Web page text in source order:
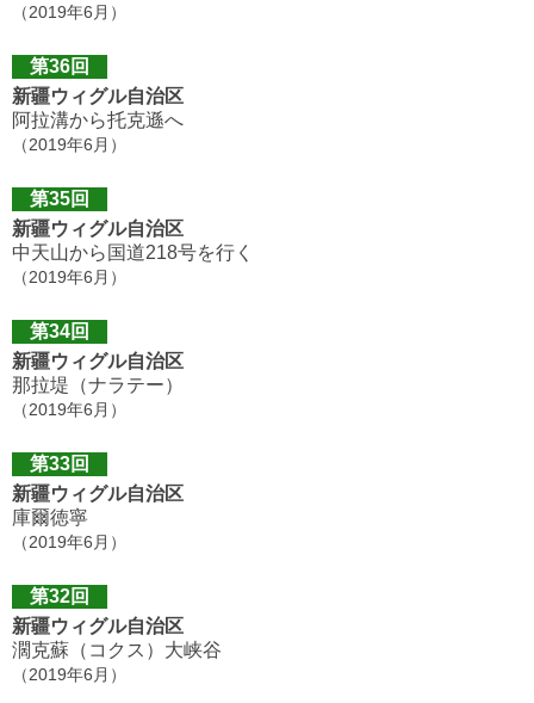
（2019年6月）
第36回
新疆ウィグル自治区
阿拉溝から托克遜へ
（2019年6月）
第35回
新疆ウィグル自治区
中天山から国道218号を行く
（2019年6月）
第34回
新疆ウィグル自治区
那拉堤（ナラテー）
（2019年6月）
第33回
新疆ウィグル自治区
庫爾徳寧
（2019年6月）
第32回
新疆ウィグル自治区
濶克蘇（コクス）大峡谷
（2019年6月）